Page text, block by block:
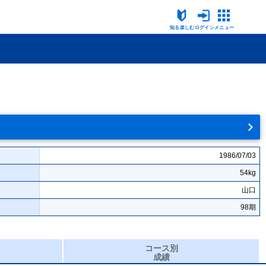
知る楽しむ ログインメニュー
1986/07/03
54kg
山口
98期
コース別
成績